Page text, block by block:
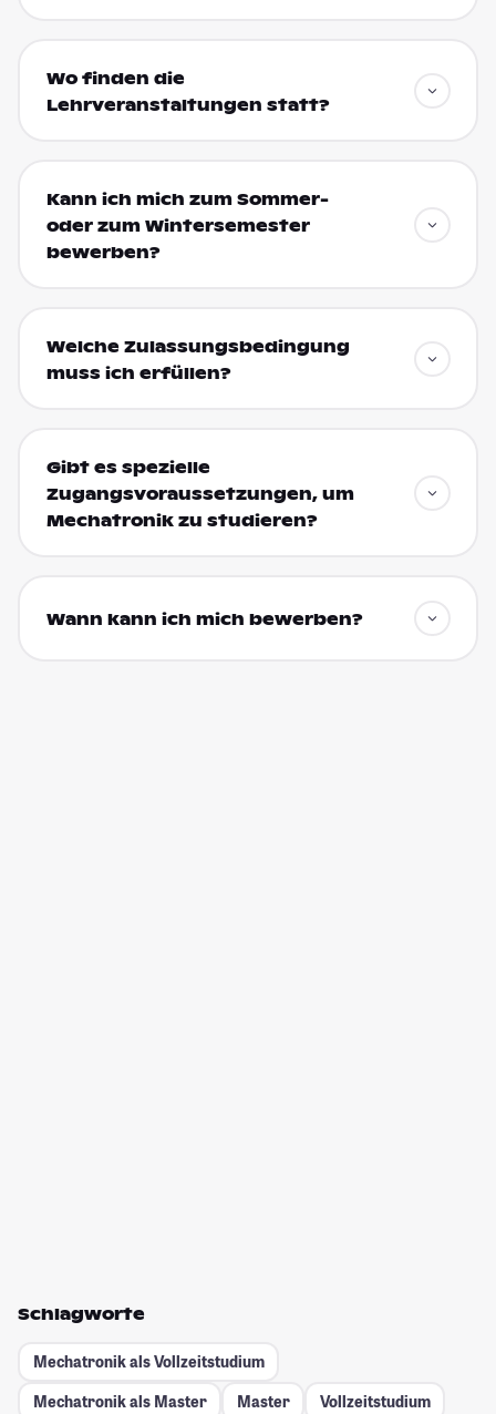
Wo finden die
Lehrveranstaltungen statt?
Kann ich mich zum Sommer-
oder zum Wintersemester
bewerben?
Welche Zulassungsbedingung
muss ich erfüllen?
Gibt es spezielle
Zugangsvoraussetzungen, um
Mechatronik zu studieren?
Wann kann ich mich bewerben?
Schlagworte
Mechatronik als Vollzeitstudium
Mechatronik als Master
Master
Vollzeitstudium